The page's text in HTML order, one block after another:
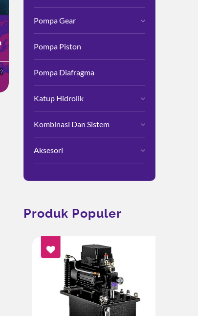
Pompa Gear
Pompa Piston
Pompa Diafragma
Katup Hidrolik
Kombinasi Dan Sistem
Aksesori
Produk Populer